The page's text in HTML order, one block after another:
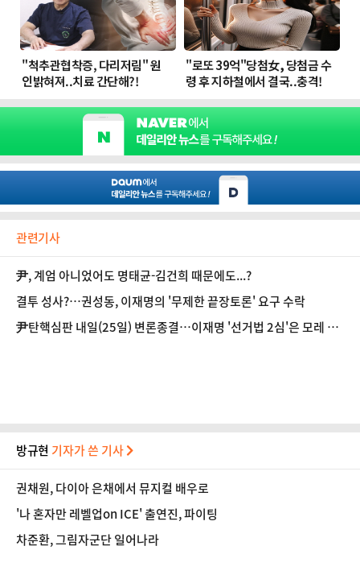
관련기사
尹, 계엄 아니었어도 명태균-김건희 때문에도...?
결투 성사?…권성동, 이재명의 '무제한 끝장토론' 요구 수락
尹탄핵심판 내일(25일) 변론종결…이재명 '선거법 2심'은 모레 결
방규현 기자가 쓴 기사
권채원, 다이아 은채에서 뮤지컬 배우로
'나 혼자만 레벨업on ICE' 출연진, 파이팅
차준환, 그림자군단 일어나라